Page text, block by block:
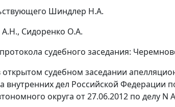
Шиндлер Н.А.
А.Н., Сидоренко О.А.
судебного заседания:
открытом судебном заседании
внутренних дел Российской Федерации
округа от 27.06.2012 по делу N